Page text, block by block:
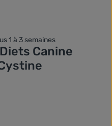
1 à 3 semaines
Canine